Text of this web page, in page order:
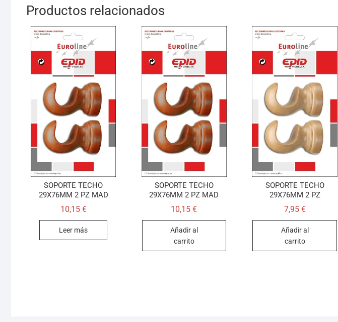
Productos relacionados
SOPORTE TECHO
29X76MM 2 PZ MAD
10,15 €
Leer más
SOPORTE TECHO
29X76MM 2 PZ MAD
10,15€
Añadir al
carrito
SOPORTE TECHO
29X76MM 2 PZ
7,95 €
Añadir al
carrito